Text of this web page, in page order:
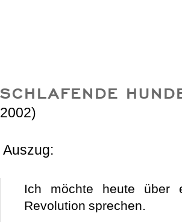
SCHLAFENDE
2002)
Auszug:
Ich möchte heute über
Revolution sprechen.